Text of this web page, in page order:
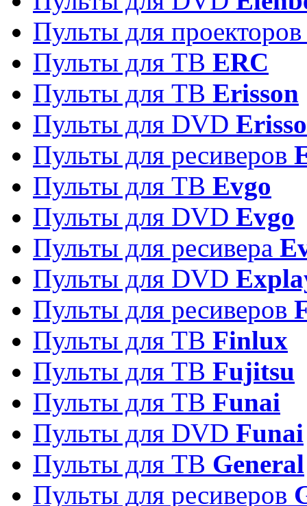
Пульты для
Пульты для ТВ ERC
Пульты для ТВ Erisson
Пульты для DVD
Пульты для ресиверов
Пульты для ТВ Evgo
Пульты для DVD Evgo
Пульты для ресивера
Пульты для DVD
Пульты для ресиверов
Пульты для ТВ Finlux
Пульты для ТВ Fujitsu
Пульты для ТВ Funai
Пульты для DVD Funai
Пульты для ТВ General
Пульты для ресиверов